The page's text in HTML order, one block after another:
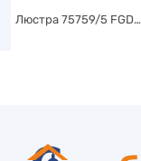
Люстра 75759/5 FGD…